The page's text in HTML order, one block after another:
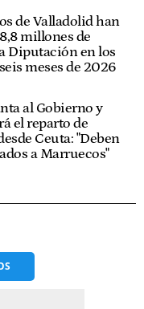
de Valladolid han
millones de
Diputación en los
meses de 2026
al Gobierno y
el reparto de
Ceuta: "Deben
a Marruecos"